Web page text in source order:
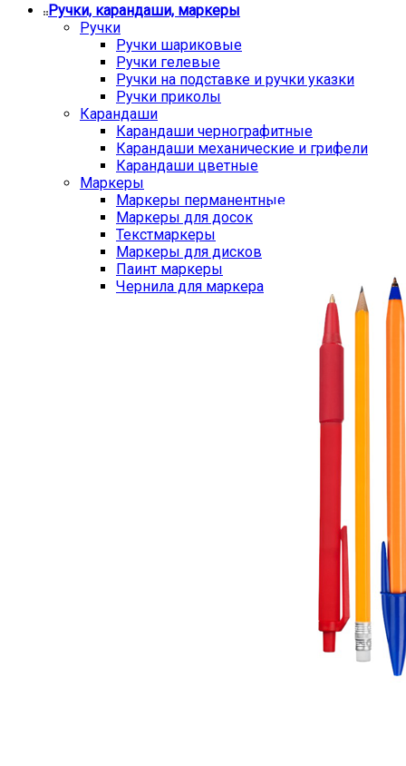
Ручки, карандаши, маркеры
Ручки
Ручки шариковые
Ручки гелевые
Ручки на подставке и ручки указки
Ручки приколы
Карандаши
Карандаши чернографитные
Карандаши механические и грифели
Карандаши цветные
Маркеры
Маркеры перманентные
Маркеры для досок
Текстмаркеры
Маркеры для дисков
Паинт маркеры
Чернила для маркера